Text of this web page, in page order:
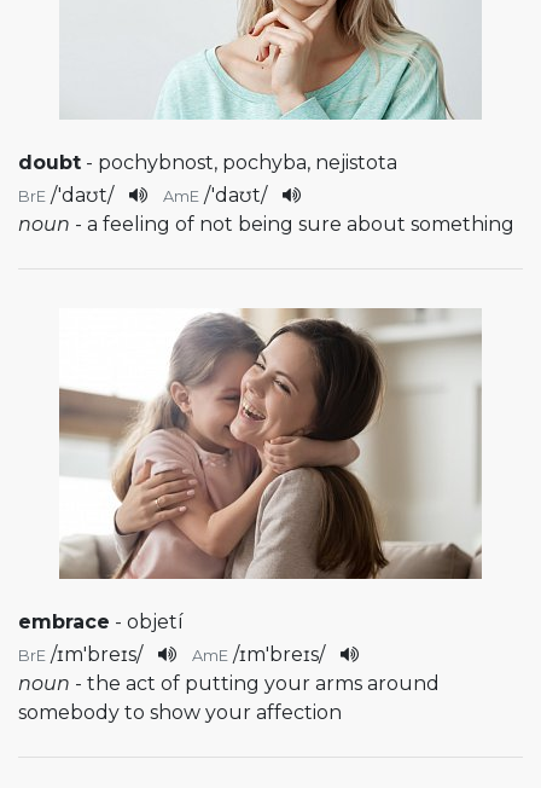
doubt - pochybnost, pochyba, nejistota
BrE /'daʊt/ AmE /'daʊt/
noun - a feeling of not being sure about something
embrace - objetí
BrE /ɪm'breɪs/ AmE /ɪm'breɪs/
noun - the act of putting your arms around
somebody to show your affection